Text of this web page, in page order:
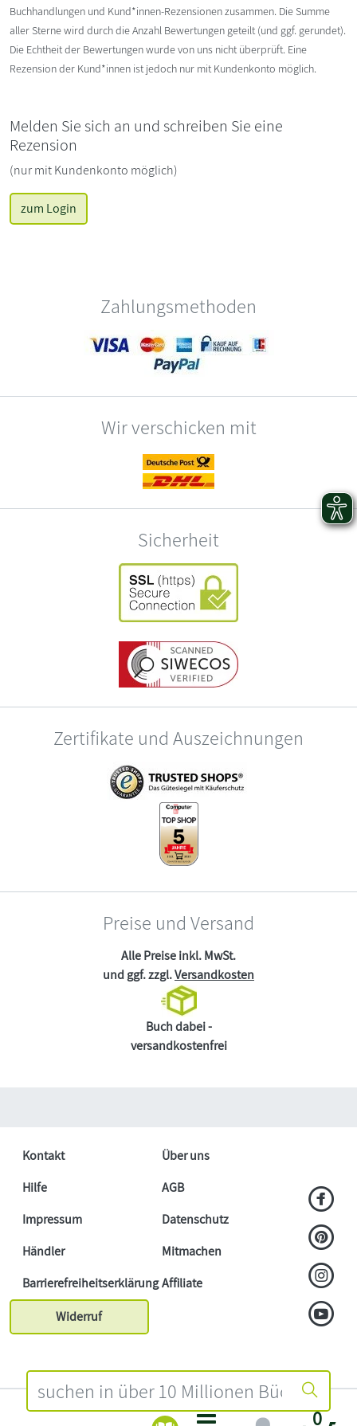
0
Buchhandlungen und Kund*innen-Rezensionen zusammen. Die Summe
aller Sterne wird durch die Anzahl Bewertungen geteilt (und ggf. gerundet).
Die Echtheit der Bewertungen wurde von uns nicht überprüft. Eine
Rezension der Kund*innen ist jedoch nur mit Kundenkonto möglich.
Melden Sie sich an und schreiben Sie eine
Rezension
(nur mit Kundenkonto möglich)
zum Login
Zahlungsmethoden
Wir verschicken mit
Sicherheit
Zertifikate und Auszeichnungen
Preise und Versand
Alle Preise inkl. MwSt.
und ggf. zzgl.Versandkosten
Buch dabei -
versandkostenfrei
Kontakt
Über uns
Hilfe
AGB
Impressum
Datenschutz
Händler
Mitmachen
BarrierefreiheitserklärungAffiliate
Widerruf